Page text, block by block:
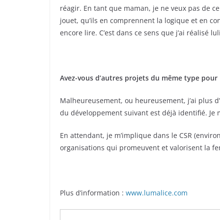
réagir. En tant que maman, je ne veux pas de
jouet, qu’ils en comprennent la logique et en
encore lire. C’est dans ce sens que j’ai réalisé
Avez-vous d’autres projets du même type pour
Malheureusement, ou heureusement, j’ai plus
du développement suivant est déjà identifié. Je
En attendant, je m’implique dans le CSR
organisations qui promeuvent et valorisent la
Plus d’information : www.lumalice.com